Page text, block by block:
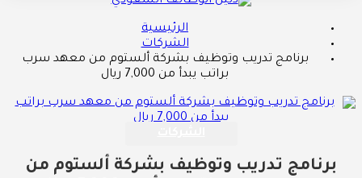
الرئيسية
الشركات
برنامج تدريب وتوظيف بشركة ألستوم من معهد سرب
براتب يبدأ من 7,000 ريال
برنامج تدريب وتوظيف بشركة ألستوم من